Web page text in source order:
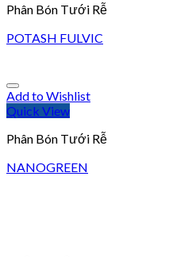
Phân Bón Tưới Rễ
POTASH FULVIC
Add to Wishlist
Quick View
Phân Bón Tưới Rễ
NANOGREEN